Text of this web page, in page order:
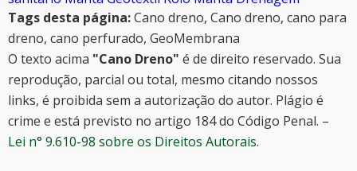
Tags desta página:Cano dreno, Cano dreno, cano para
dreno, cano perfurado, GeoMembrana
O texto acima "Cano Dreno" é de direito reservado. Sua
reprodução, parcial ou total, mesmo citando nossos
links, é proibida sem a autorização do autor. Plágio é
crime e está previsto no artigo 184 do Código Penal. –
Lei n° 9.610-98 sobre os Direitos Autorais.